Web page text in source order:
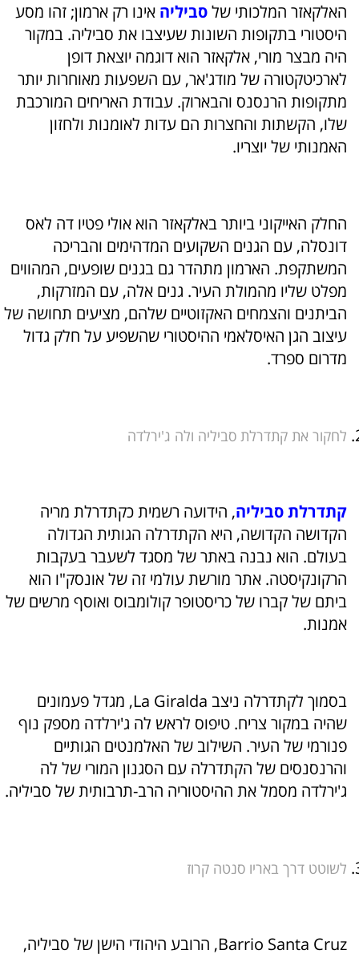
האלקאזר המלכותי שלסביליה אינו רק ארמון; זהו מסע
היסטורי בתקופות השונות שעיצבו את סביליה. במקור
היה מבצר מורי, אלקאזר הוא דוגמה יוצאת דופן
לארכיטקטורה של מודג'אר, עם השפעות מאוחרות יותר
מתקופות הרנסנס והבארוק. עבודת האריחים המורכבת
שלו, הקשתות והחצרות הם עדות לאומנות ולחזון
האמנותי של יוצריו.
החלק האייקוני ביותר באלקאזר הוא אולי פטיו דה לאס
דונסלה, עם הגנים השקועים המדהימים והבריכה
המשתקפת. הארמון מתהדר גם בגנים שופעים, המהווים
מפלט שליו מהמולת העיר. גנים אלה, עם המזרקות,
הביתנים והצמחים האקזוטיים שלהם, מציעים תחושה של
עיצוב הגן האיסלאמי ההיסטורי שהשפיע על חלק גדול
מדרום ספרד.
לחקור את קתדרלת סביליה ולה ג'ירלדה
קתדרלת סביליה, הידועה רשמית כקתדרלת מריה
הקדושה הקדושה, היא הקתדרלה הגותית הגדולה
בעולם. הוא נבנה באתר של מסגד לשעבר בעקבות
הרקונקיסטה. אתר מורשת עולמי זה של אונסק"ו הוא
ביתם של קברו של כריסטופר קולומבוס ואוסף מרשים של
אמנות.
בסמוך לקתדרלה ניצב La Giralda, מגדל פעמונים
שהיה במקור צריח. טיפוס לראש לה ג'ירלדה מספק נוף
פנורמי של העיר. השילוב של האלמנטים הגותיים
והרנסנסים של הקתדרלה עם הסגנון המורי של לה
ג'ירלדה מסמל את ההיסטוריה הרב-תרבותית של סביליה.
לשוטט דרך באריו סנטה קרוז
Barrio Santa Cruz, הרובע היהודי הישן של סביליה,